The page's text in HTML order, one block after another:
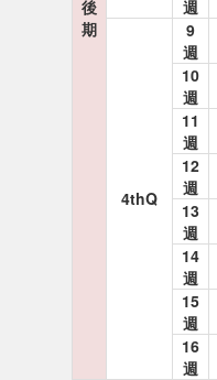
後
期
週
4thQ
9
週
10
週
11
週
12
週
13
週
14
週
15
週
16
週